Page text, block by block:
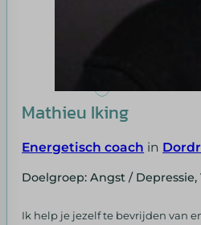
Mathieu Iking
Energetisch coach in
Doelgroep: Angst /
Ik help je jezelf te bevrijden van